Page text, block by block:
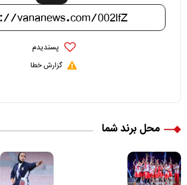
پسندیدم
گزارش خطا
محل برند شما